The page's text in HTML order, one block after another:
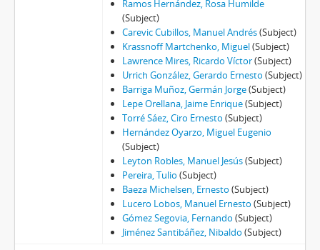
Ramos Hernández, Rosa Humilde
(Subject)
Carevic Cubillos, Manuel Andrés(Subject)
Krassnoff Martchenko, Miguel(Subject)
Lawrence Mires, Ricardo Víctor(Subject)
Urrich González, Gerardo Ernesto (Subject)
Barriga Muñoz, Germán Jorge(Subject)
Lepe Orellana, Jaime Enrique(Subject)
Torré Sáez, Ciro Ernesto (Subject)
Hernández Oyarzo, Miguel Eugenio
(Subject)
Leyton Robles, Manuel Jesús(Subject)
Pereira, Tulio (Subject)
Baeza Michelsen, Ernesto (Subject)
Lucero Lobos, Manuel Ernesto (Subject)
Gómez Segovia, Fernando (Subject)
Jiménez Santibáñez, Nibaldo (Subject)